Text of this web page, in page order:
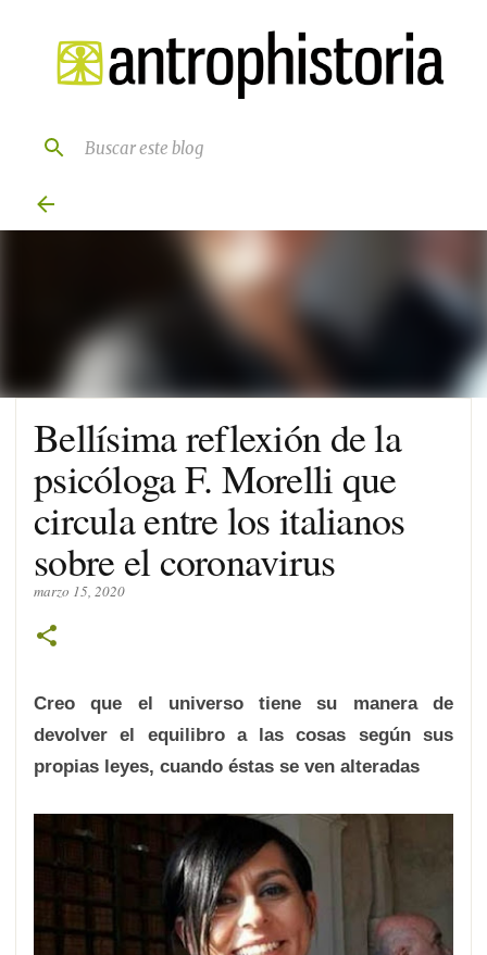
Ir al contenido principal
Bellísima reflexión de la
psicóloga F. Morelli que
circula entre los italianos
sobre el coronavirus
marzo 15, 2020
Creo que el universo tiene su manera de
devolver el equilibro a las cosas según sus
propias leyes, cuando éstas se ven alteradas